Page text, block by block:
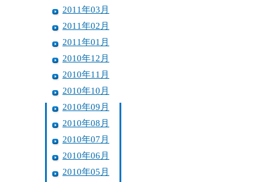
2011年03月
2011年02月
2011年01月
2010年12月
2010年11月
2010年10月
2010年09月
2010年08月
2010年07月
2010年06月
2010年05月